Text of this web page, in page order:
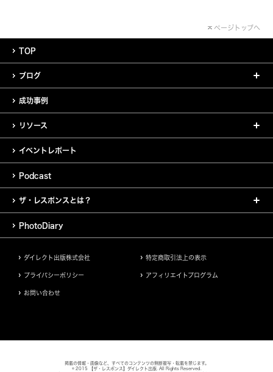
ページトップへ
TOP
ブログ
成功事例
リソース
イベントレポート
Podcast
ザ・レスポンスとは？
PhotoDiary
ダイレクト出版株式会社 特定商取引法上の表示
プライバシーポリシー アフィリエイトプログラム
お問い合わせ
掲載の情報・画像など、すべてのコンテンツの無断複写・転載を禁じます。
© 2015 【ザ・レスポンス】ダイレクト出版. All Rights Reserved.